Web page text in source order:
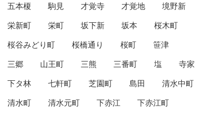
五本榎
駒見 才覚寺 才覚地
境野新
栄新町
栄町 坂下新 坂本
桜木町
桜谷みどり町
桜橋通り 桜町
笹津
三郷
山王町 三熊 三番町 塩
寺家
下タ林
七軒町 芝園町 島田
清水中町
清水町
清水元町 下赤江
下赤江町